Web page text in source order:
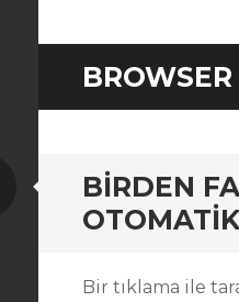
BROWSER
BIRDEN
Standard
Bir tıklama ile